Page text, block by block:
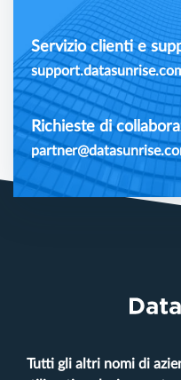
Servizio clienti e
Richieste di
Tutti gli altri nomi di